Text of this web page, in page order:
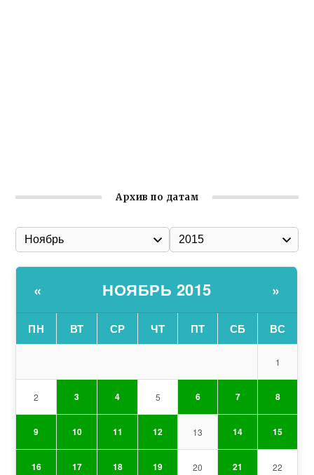
Архив по датам
« НОЯБРЬ 2015 »
ПН ВТ СР ЧТ ПТ СБ ВС
1
2 3 4 5 6 7 8
9 10 11 12 13 14 15
16 17 18 19 20 21 22